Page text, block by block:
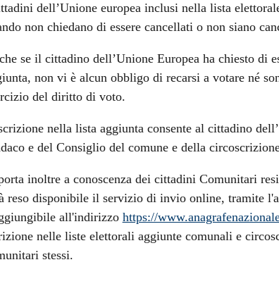
dell’Unione europea inclusi nella lista
non chiedano di essere cancellati o non siano
se il cittadino dell’Unione Europea ha chiesto di
non vi è alcun obbligo di recarsi a votare né
del diritto di voto.
nella lista aggiunta consente al cittadino
e del Consiglio del comune e della
inoltre a conoscenza dei cittadini Comunitari
reso disponibile il servizio di invio online, tramite
all'indirizzo https://
nelle liste elettorali aggiunte comunali e
stessi.